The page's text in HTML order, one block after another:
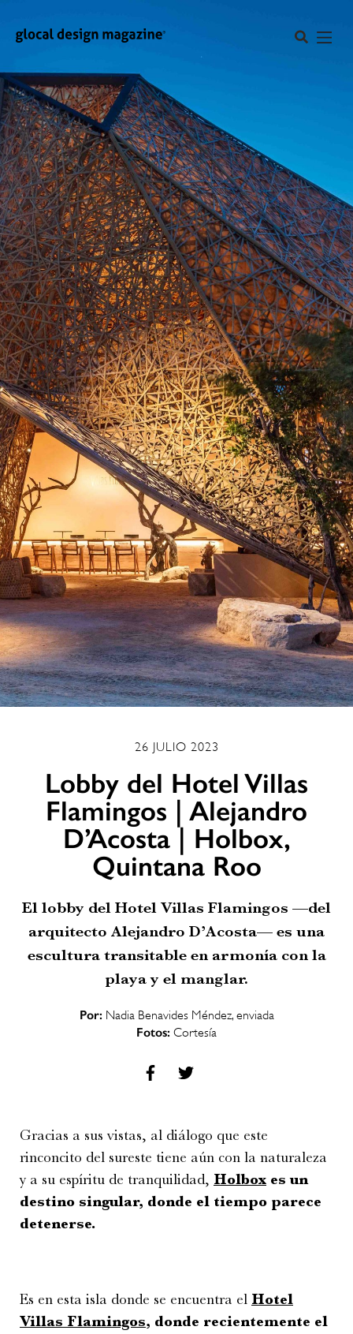
26 JULIO 2023
Lobby del Hotel Villas
Flamingos | Alejandro
D’Acosta | Holbox,
Quintana Roo
El lobby del Hotel Villas Flamingos —del
arquitecto Alejandro D’Acosta— es una
escultura transitable en armonía con la
playa y el manglar.
Por: Nadia Benavides Méndez, enviada
Fotos: Cortesía
Gracias a sus vistas, al diálogo que este
rinconcito del sureste tiene aún con la naturaleza
y a su espíritu de tranquilidad, Holbox es un
destino singular, donde el tiempo parece
detenerse.
Es en esta isla donde se encuentra el Hotel
Villas Flamingos, donde recientemente el